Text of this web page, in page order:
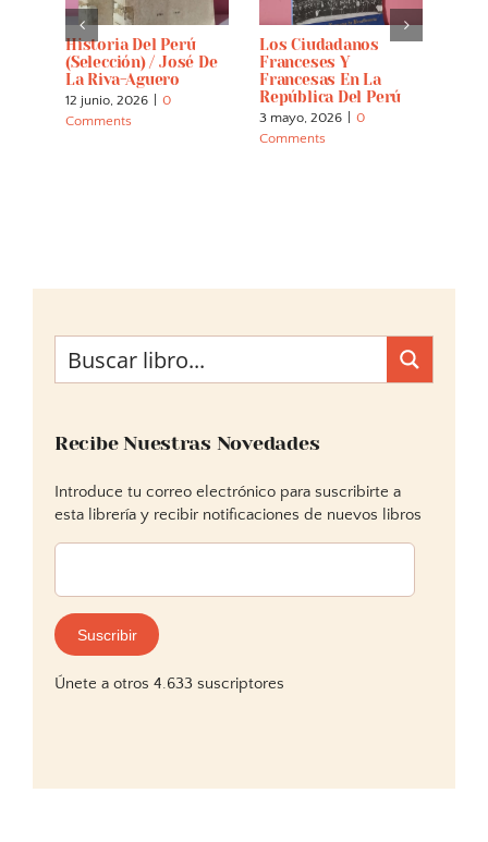
Historia Del Perú
(selección) / José De
La Riva-Aguero
12 junio, 2026
0
Comments
Los Ciudadanos
Franceses Y
Francesas En La
República Del Perú
3 mayo, 2026
0
Comments
Recibe Nuestras Novedades
Introduce tu correo electrónico para suscribirte a
esta librería y recibir notificaciones de nuevos libros
Dirección
correo
electrónico:
Suscribir
Únete a otros 4.633 suscriptores